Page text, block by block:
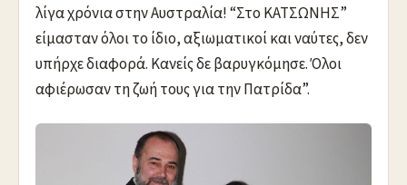
λίγα χρόνια στην Αυστραλία! “Στο ΚΑΤΣΩΝΗΣ”
είμασταν όλοι το ίδιο, αξιωματικοί και ναύτες, δεν
υπήρχε διαφορά. Κανείς δε βαρυγκόμησε. Όλοι
αφιέρωσαν τη ζωή τους για την Πατρίδα”.